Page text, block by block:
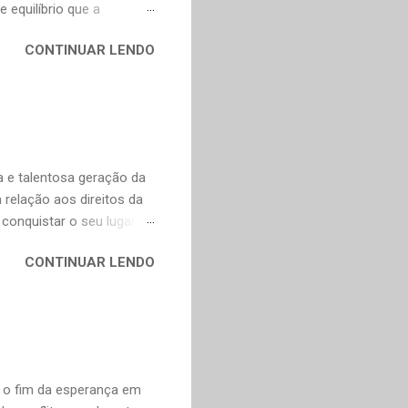
equilíbrio que a
o que explica o
a Murakami. Alguns
obras fascinantes em
CONTINUAR LENDO
e talentosa geração da
aos direitos da
o seu lugar e
em um lugar melhor
Estado de Goiás,
devido à repressão
de sonoridade e
CONTINUAR LENDO
fim da esperança em